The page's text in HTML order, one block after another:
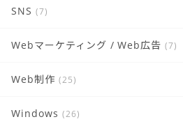
SNS (7)
Webマーケティング / Web広告(7)
Web制作 (25)
Windows (26)